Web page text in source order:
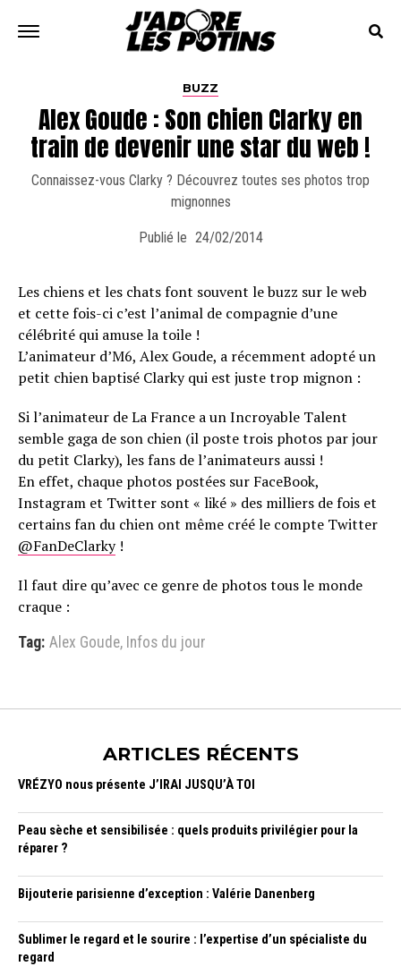
BUZZ
Alex Goude : Son chien Clarky en
train de devenir une star du web !
Connaissez-vous Clarky ? Découvrez toutes ses photos trop
mignonnes
Publié le 24/02/2014
Les chiens et les chats font souvent le buzz sur le web
et cette fois-ci c’est l’animal de compagnie d’une
célébrité qui amuse la toile !
L’animateur d’M6, Alex Goude, a récemment adopté un
petit chien baptisé Clarky qui est juste trop mignon :
Si l’animateur de La France a un Incroyable Talent
semble gaga de son chien (il poste trois photos par jour
du petit Clarky), les fans de l’animateurs aussi !
En effet, chaque photos postées sur FaceBook,
Instagram et Twitter sont « liké » des milliers de fois et
certains fan du chien ont même créé le compte Twitter
@FanDeClarky!
Il faut dire qu’avec ce genre de photos tous le monde
craque :
Tag: Alex Goude, Infos du jour
ARTICLES RÉCENTS
VRÉZYO nous présente J’IRAI JUSQU’À TOI
Peau sèche et sensibilisée : quels produits privilégier pour la
réparer ?
Bijouterie parisienne d’exception : Valérie Danenberg
Sublimer le regard et le sourire : l’expertise d’un spécialiste du
regard